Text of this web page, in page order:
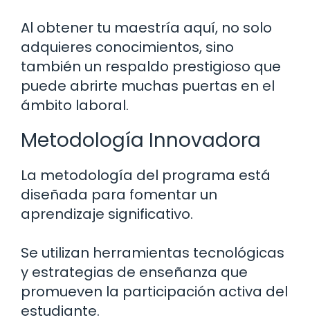
Al obtener tu maestría aquí, no solo
adquieres conocimientos, sino
también un respaldo prestigioso que
puede abrirte muchas puertas en el
ámbito laboral.
Metodología Innovadora
La metodología del programa está
diseñada para fomentar un
aprendizaje significativo.
Se utilizan herramientas tecnológicas
y estrategias de enseñanza que
promueven la participación activa del
estudiante.